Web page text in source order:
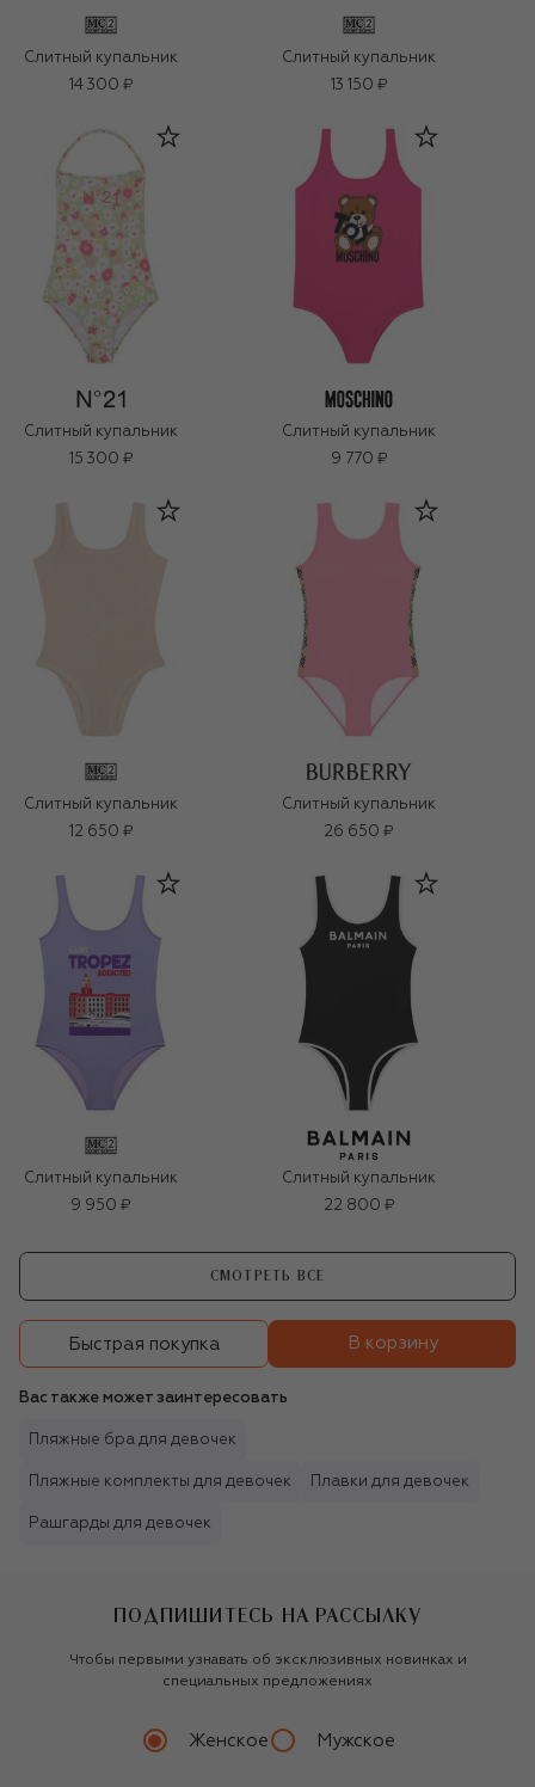
Слитный купальник
14 300 ₽
Слитный купальник
13 150 ₽
Слитный купальник
15 300 ₽
Слитный купальник
9 770 ₽
Слитный купальник
12 650 ₽
Слитный купальник
26 650 ₽
Слитный купальник
9 950 ₽
Слитный купальник
22 800 ₽
СМОТРЕТЬ ВСЕ
Быстрая покупка В корзину
Вас также может заинтересовать
Пляжные бра для девочек
Пляжные комплекты для девочек Плавки для девочек
Рашгарды для девочек
ПОДПИШИТЕСЬ НА РАССЫЛКУ
Чтобы первыми узнавать об эксклюзивных новинках и
специальных предложениях
Женское Мужское